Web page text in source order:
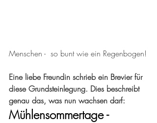
Menschen -  so bunt wie ein Regenbogen!
Eine liebe Freundin schrieb ein Brevier für
diese Grundsteinlegung. Dies beschreibt
genau das, was nun wachsen darf:
Mühlensommertage -